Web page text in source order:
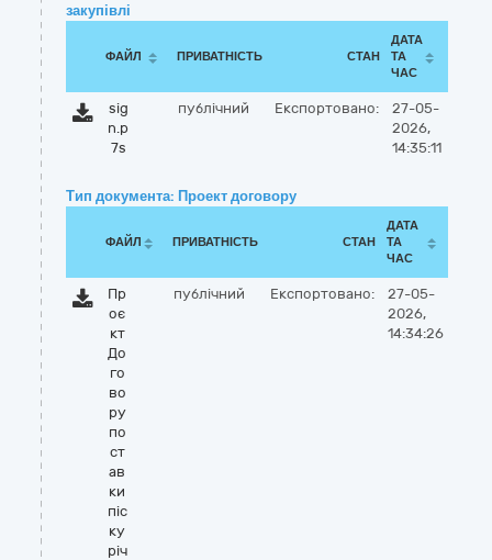
закупівлі
ФАЙЛ ПРИВАТНІСТЬ СТАН
ДАТА
ТА
ЧАС
sig
n.p
7s
публічний Експортовано:
27-05-
2026,
14:35:11
Тип документа: Проект договору
ФАЙЛ ПРИВАТНІСТЬ СТАН
ДАТА
ТА
ЧАС
Пр
оє
кт
До
го
во
ру
по
ст
ав
ки
піс
ку
річ
публічний Експортовано:
27-05-
2026,
14:34:26